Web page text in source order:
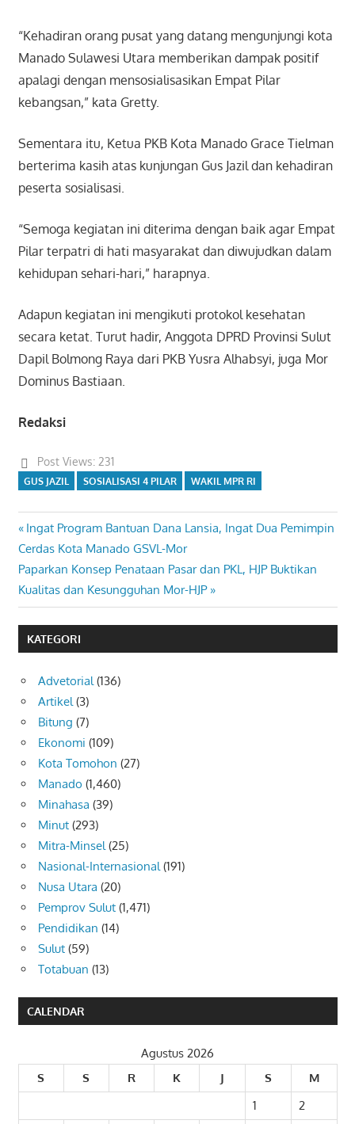
“Kehadiran orang pusat yang datang mengunjungi kota
Manado Sulawesi Utara memberikan dampak positif
apalagi dengan mensosialisasikan Empat Pilar
kebangsan,” kata Gretty.
Sementara itu, Ketua PKB Kota Manado Grace Tielman
berterima kasih atas kunjungan Gus Jazil dan kehadiran
peserta sosialisasi.
“Semoga kegiatan ini diterima dengan baik agar Empat
Pilar terpatri di hati masyarakat dan diwujudkan dalam
kehidupan sehari-hari,” harapnya.
Adapun kegiatan ini mengikuti protokol kesehatan
secara ketat. Turut hadir, Anggota DPRD Provinsi Sulut
Dapil Bolmong Raya dari PKB Yusra Alhabsyi, juga Mor
Dominus Bastiaan.
Redaksi
Post Views: 231
GUS JAZIL SOSIALISASI 4 PILAR WAKIL MPR RI
Navigasi
pos
Previous
Post:
Ingat Program Bantuan Dana Lansia, Ingat Dua Pemimpin
Cerdas Kota Manado GSVL-Mor
Next
Post:
Paparkan Konsep Penataan Pasar dan PKL, HJP Buktikan
Kualitas dan Kesungguhan Mor-HJP
KATEGORI
Advetorial (136)
Artikel (3)
Bitung (7)
Ekonomi (109)
Kota Tomohon (27)
Manado (1,460)
Minahasa (39)
Minut (293)
Mitra-Minsel (25)
Nasional-Internasional (191)
Nusa Utara (20)
Pemprov Sulut (1,471)
Pendidikan (14)
Sulut (59)
Totabuan (13)
CALENDAR
Agustus 2026
S
S R K J S
M
1
2